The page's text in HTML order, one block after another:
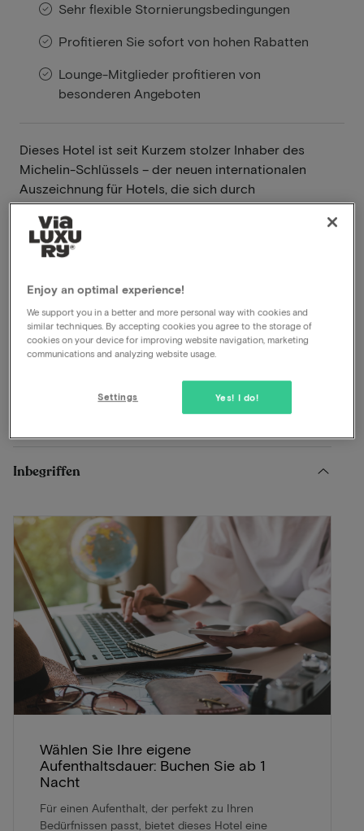
Sehr flexible Stornierungsbedingungen
Profitieren Sie sofort von hohen Rabatten
Lounge-Mitglieder profitieren von
besonderen Angeboten
Dieses Hotel ist seit Kurzem stolzer Inhaber des
Michelin-Schlüssels – der neuen internationalen
Auszeichnung für Hotels, die sich durch
herausragende Gastfreundschaft, Service und
Erlebnis auszeichnen, vergleichbar mit den Michelin-
Sternen für Restaurants.
Luxus-Spa und Wellness
Wunderschöne Lage in den Ardennen
Schloss mit modernen Annehmlichkeiten
Sternerestaurant vorhanden
Inbegriffen
Wählen Sie Ihre eigene
Aufenthaltsdauer: Buchen Sie ab 1
Nacht
Für einen Aufenthalt, der perfekt zu Ihren
Bedürfnissen passt, bietet dieses Hotel eine
Enjoy an optimal experience!
We support you in a better and more personal way with cookies and
similar techniques. By accepting cookies you agree to the storage of
cookies on your device for improving website navigation, marketing
communications and analyzing website usage.
Yes! I do!
Settings